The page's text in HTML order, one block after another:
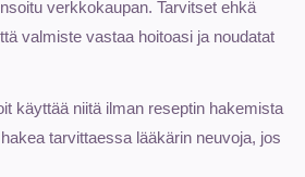
verkkokaupan. Tarvitset ehkä
valmiste vastaa hoitoasi ja noudatat
käyttää niitä ilman reseptin hakemista
tarvittaessa lääkärin neuvoja, jos